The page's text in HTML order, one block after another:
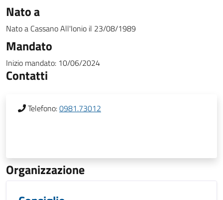
Nato a
Nato a Cassano All'Ionio il 23/08/1989
Mandato
Inizio mandato: 10/06/2024
Contatti
Telefono:0981.73012
Organizzazione